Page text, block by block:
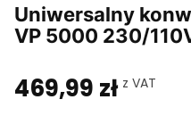
Uniwersalny
VP 5000 230/
Cena
469,99 zł w tym 23%
z VAT